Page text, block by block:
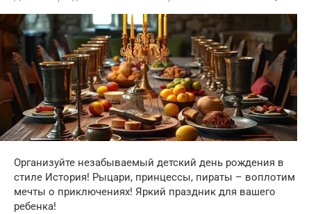
Организуйте незабываемый детский день рождения в
стиле История! Рыцари, принцессы, пираты – воплотим
мечты о приключениях! Яркий праздник для вашего
ребенка!